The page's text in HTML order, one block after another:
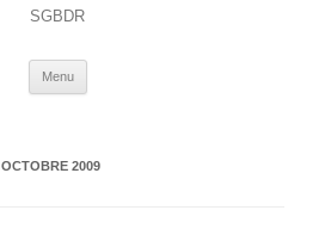
SGBDR
Menu
OCTOBRE 2009